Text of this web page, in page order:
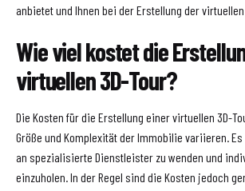
anbietet und Ihnen bei der Erstellung der
Wie viel kostet die
virtuellen 3D-Tour?
Die Kosten für die Erstellung einer virtuellen 3D-
Größe und Komplexität der Immobilie variieren.
an spezialisierte Dienstleister zu wenden und
einzuholen. In der Regel sind die Kosten jedoch